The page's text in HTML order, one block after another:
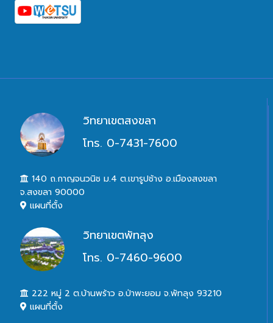
วิทยาเขตสงขลา
โทร. 0-7431-7600
140 ถ.กาญจนวนิช ม.4 ต.เขารูปช้าง อ.เมืองสงขลา
จ.สงขลา 90000
แผนที่ตั้ง
วิทยาเขตพัทลุง
โทร. 0-7460-9600
222 หมู่ 2 ต.บ้านพร้าว อ.ป่าพะยอม จ.พัทลุง 93210
แผนที่ตั้ง